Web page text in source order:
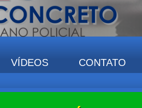
VÍDEOS CONTATO